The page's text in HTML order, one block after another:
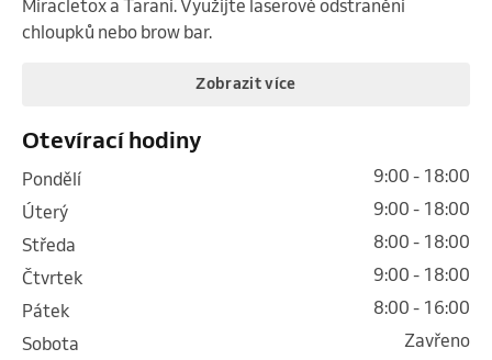
Miracletox a Tarani. Využijte laserové odstranění
chloupků nebo brow bar.
Zobrazit více
Otevírací hodiny
pondělí
9:00 - 18:00
úterý
9:00 - 18:00
středa
8:00 - 18:00
čtvrtek
9:00 - 18:00
pátek
8:00 - 16:00
sobota
Zavřeno